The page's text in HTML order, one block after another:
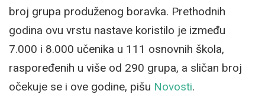
broj grupa produženog boravka. Prethodnih
godina ovu vrstu nastave koristilo je između
7.000 i 8.000 učenika u 111 osnovnih škola,
raspoređenih u više od 290 grupa, a sličan broj
očekuje se i ove godine, pišu Novosti.